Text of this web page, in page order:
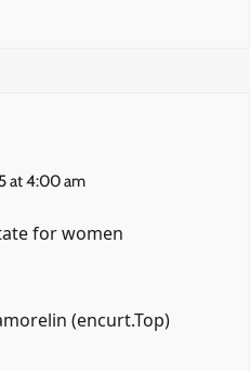
at 4:00 am
for women
(encurt.Top)